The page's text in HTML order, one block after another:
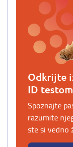
Odkrijte
ID testom
Spoznajte
razumite
ste si vedno